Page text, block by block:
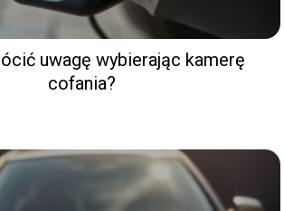
uwagę wybierając kamerę
cofania?